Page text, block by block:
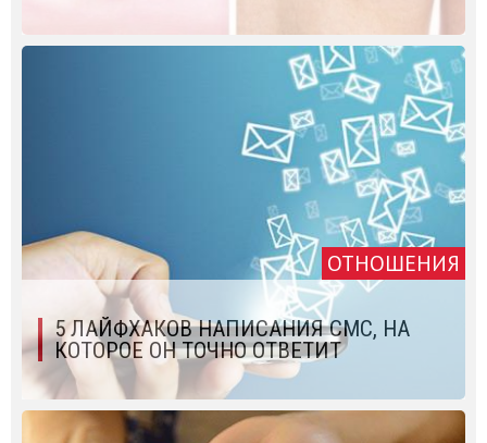
ОТНОШЕНИЯ
5 ЛАЙФХАКОВ НАПИСАНИЯ СМС, НА
КОТОРОЕ ОН ТОЧНО ОТВЕТИТ